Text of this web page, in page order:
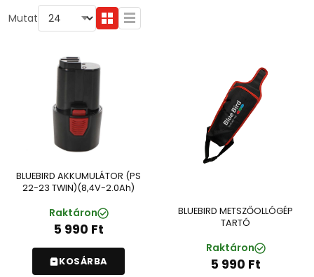
Mutat
BLUEBIRD AKKUMULÁTOR (PS
22-23 TWIN)(8,4V-2.0Ah)
Raktáron
5 990 Ft
KOSÁRBA
BLUEBIRD METSZŐOLLÓGÉP
TARTÓ
Raktáron
5 990 Ft